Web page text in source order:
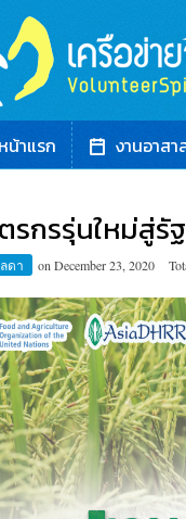
หน้าแรก งานอาส
รกรรุ่นใหม่สู่
ดา on December 23, 2020